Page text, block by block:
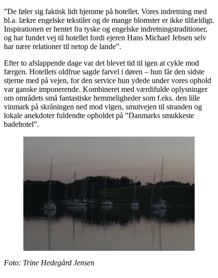
”De føler sig faktisk lidt hjemme på hotellet. Vores indretning med
bl.a. lækre engelske tekstiler og de mange blomster er ikke tilfældigt.
Inspirationen er hentet fra tyske og engelske indretningstraditioner,
og har fundet vej til hotellet fordi ejeren Hans Michael Jebsen selv
har nære relationer til netop de lande”.
Efter to afslappende dage var det blevet tid til igen at cykle mod
færgen. Hotellets oldfrue sagde farvel i døren – hun får den sidste
stjerne med på vejen, for den service hun ydede under vores ophold
var ganske imponerende. Kombineret med værdifulde oplysninger
om områdets små fantastiske hemmeligheder som f.eks. den lille
vinmark på skråningen ned mod vigen, smutvejen til stranden og
lokale anekdoter fuldendte opholdet på ”Danmarks smukkeste
badehotel”.
Foto: Trine Hedegård Jensen